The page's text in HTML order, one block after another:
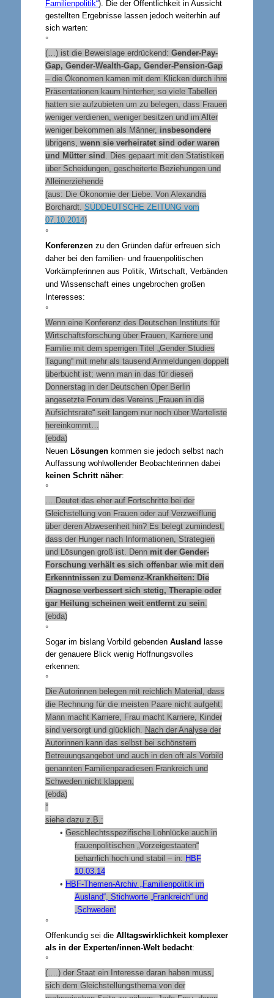
Familienpolitik“). Die der Öffentlichkeit in Aussicht
gestellten Ergebnisse lassen jedoch weiterhin auf
sich warten:
°
(…) ist die Beweislage erdrückend: Gender-Pay-
Gap, Gender-Wealth-Gap, Gender-Pension-Gap
– die Ökonomen kamen mit dem Klicken durch ihre
Präsentationen kaum hinterher, so viele Tabellen
hatten sie aufzubieten um zu belegen, dass Frauen
weniger verdienen, weniger besitzen und im Alter
weniger bekommen als Männer, insbesondere
übrigens, wenn sie verheiratet sind oder waren
und Mütter sind . Dies gepaart mit den Statistiken
über Scheidungen, gescheiterte Beziehungen und
Alleinerziehende
(aus: Die Ökonomie der Liebe. Von Alexandra
Borchardt. SÜDDEUTSCHE ZEITUNG vom
07.10.2014)
°
Konferenzenzu den Gründen dafür erfreuen sich
daher bei den familien- und frauenpolitischen
Vorkämpferinnen aus Politik, Wirtschaft, Verbänden
und Wissenschaft eines ungebrochen großen
Interesses:
°
Wenn eine Konferenz des Deutschen Instituts für
Wirtschaftsforschung über Frauen, Karriere und
Familie mit dem sperrigen Titel „Gender Studies
Tagung“ mit mehr als tausend Anmeldungen doppelt
überbucht ist; wenn man in das für diesen
Donnerstag in der Deutschen Oper Berlin
angesetzte Forum des Vereins „Frauen in die
Aufsichtsräte“ seit langem nur noch über Warteliste
hereinkommt…
(ebda)
Neuen Lösungenkommen sie jedoch selbst nach
Auffassung wohlwollender Beobachterinnen dabei
keinen Schritt näher:
°
….Deutet das eher auf Fortschritte bei der
Gleichstellung von Frauen oder auf Verzweiflung
über deren Abwesenheit hin? Es belegt zumindest,
dass der Hunger nach Informationen, Strategien
und Lösungen groß ist. Denn mit der Gender-
Forschung verhält es sich offenbar wie mit den
Erkenntnissen zu Demenz-Krankheiten: Die
Diagnose verbessert sich stetig, Therapie oder
gar Heilung scheinen weit entfernt zu sein
(ebda)
°
Sogar im bislang Vorbild gebenden Ausland lasse
der genauere Blick wenig Hoffnungsvolles
erkennen:
°
Die Autorinnen belegen mit reichlich Material, dass
die Rechnung für die meisten Paare nicht aufgeht:
Mann macht Karriere, Frau macht Karriere, Kinder
sind versorgt und glücklich. Nach der Analyse der
Autorinnen kann das selbst bei schönstem
Betreuungsangebot und auch in den oft als Vorbild
genannten Familienparadiesen Frankreich und
Schweden nicht klappen.
(ebda)
°
siehe dazu z.B.:
• Geschlechtsspezifische Lohnlücke auch in
frauenpolitischen „Vorzeigestaaten“
beharrlich hoch und stabil – in: HBF
10.03.14
• HBF-Themen-Archiv „Familienpolitik im
Ausland“, Stichworte „Frankreich“ und
„Schweden“
°
Offenkundig sei die Alltagswirklichkeit komplexer
als in der Experten/innen-Welt bedacht:
°
(….) der Staat ein Interesse daran haben muss,
sich dem Gleichstellungsthema von der